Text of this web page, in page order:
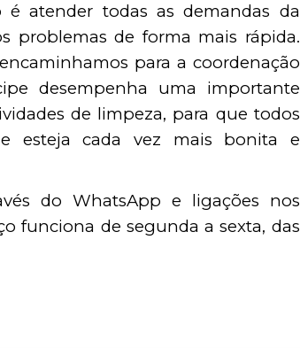
é atender todas as demandas da
problemas de forma mais rápida.
para a coordenação
desempenha uma importante
de limpeza, para que todos
esteja cada vez mais bonita e
do WhatsApp e ligações nos
funciona de segunda a sexta, das